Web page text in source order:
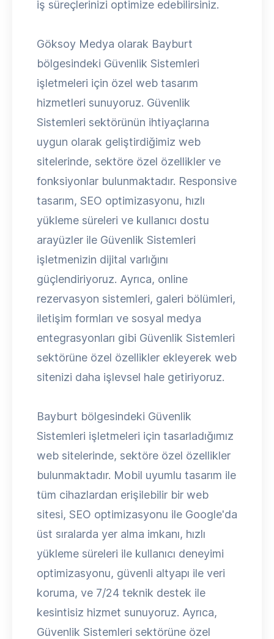
iş süreçlerinizi optimize edebilirsiniz.
Göksoy Medya olarak Bayburt
bölgesindeki Güvenlik Sistemleri
işletmeleri için özel web tasarım
hizmetleri sunuyoruz. Güvenlik
Sistemleri sektörünün ihtiyaçlarına
uygun olarak geliştirdiğimiz web
sitelerinde, sektöre özel özellikler ve
fonksiyonlar bulunmaktadır. Responsive
tasarım, SEO optimizasyonu, hızlı
yükleme süreleri ve kullanıcı dostu
arayüzler ile Güvenlik Sistemleri
işletmenizin dijital varlığını
güçlendiriyoruz. Ayrıca, online
rezervasyon sistemleri, galeri bölümleri,
iletişim formları ve sosyal medya
entegrasyonları gibi Güvenlik Sistemleri
sektörüne özel özellikler ekleyerek web
sitenizi daha işlevsel hale getiriyoruz.
Bayburt bölgesindeki Güvenlik
Sistemleri işletmeleri için tasarladığımız
web sitelerinde, sektöre özel özellikler
bulunmaktadır. Mobil uyumlu tasarım ile
tüm cihazlardan erişilebilir bir web
sitesi, SEO optimizasyonu ile Google'da
üst sıralarda yer alma imkanı, hızlı
yükleme süreleri ile kullanıcı deneyimi
optimizasyonu, güvenli altyapı ile veri
koruma, ve 7/24 teknik destek ile
kesintisiz hizmet sunuyoruz. Ayrıca,
Güvenlik Sistemleri sektörüne özel